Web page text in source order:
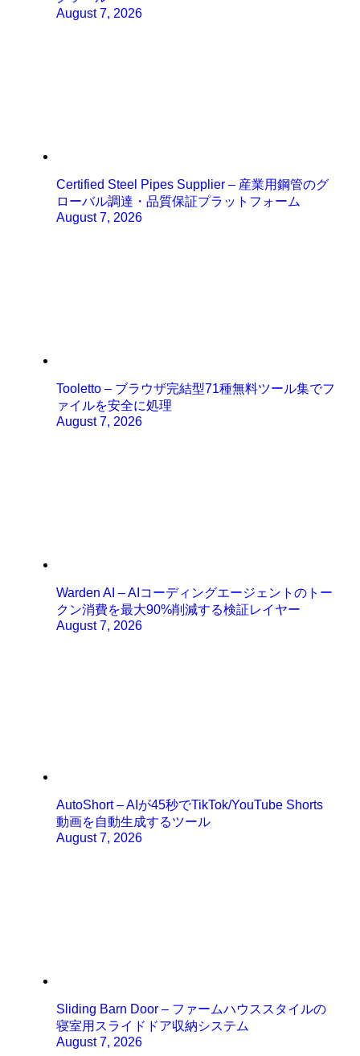
August 7, 2026
Certified Steel Pipes Supplier – 産業用鋼管のグ
ローバル調達・品質保証プラットフォーム
August 7, 2026
Tooletto – ブラウザ完結型71種無料ツール集でフ
ァイルを安全に処理
August 7, 2026
Warden AI – AIコーディングエージェントのトー
クン消費を最大90%削減する検証レイヤー
August 7, 2026
AutoShort – AIが45秒でTikTok/YouTube Shorts
動画を自動生成するツール
August 7, 2026
Sliding Barn Door – ファームハウススタイルの
寝室用スライドドア収納システム
August 7, 2026